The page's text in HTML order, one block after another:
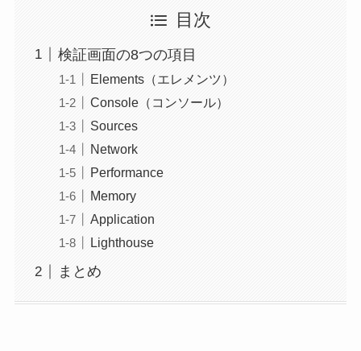
目次
検証画面の8つの項目
Elements（エレメンツ）
Console（コンソール）
Sources
Network
Performance
Memory
Application
Lighthouse
まとめ